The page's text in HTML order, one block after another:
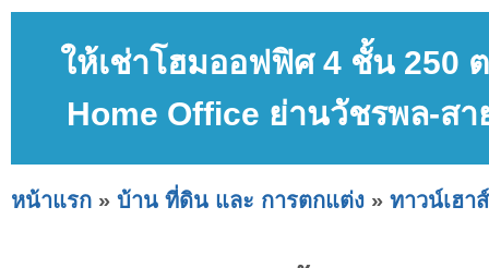
ให้เช่าโฮมออฟฟิศ 4 ชั้น 250
Home Office ย่านวัชรพล-ส
หน้าแรก » บ้าน ที่ดิน และ การตกแต่ง » ทาวน์เฮาส์